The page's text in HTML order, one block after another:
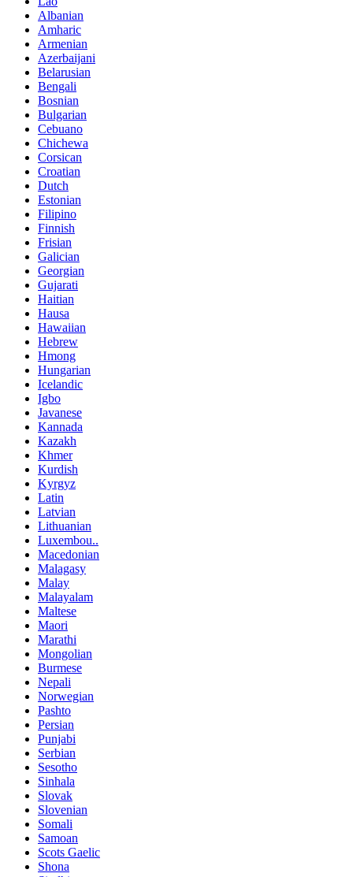
Albanian
Amharic
Armenian
Azerbaijani
Belarusian
Bengali
Bosnian
Bulgarian
Cebuano
Chichewa
Corsican
Croatian
Dutch
Estonian
Filipino
Finnish
Frisian
Galician
Georgian
Gujarati
Haitian
Hausa
Hawaiian
Hebrew
Hmong
Hungarian
Icelandic
Igbo
Javanese
Kannada
Kazakh
Khmer
Kurdish
Kyrgyz
Latin
Latvian
Lithuanian
Luxembou..
Macedonian
Malagasy
Malay
Malayalam
Maltese
Maori
Marathi
Mongolian
Burmese
Nepali
Norwegian
Pashto
Persian
Punjabi
Serbian
Sesotho
Sinhala
Slovak
Slovenian
Somali
Samoan
Scots Gaelic
Shona